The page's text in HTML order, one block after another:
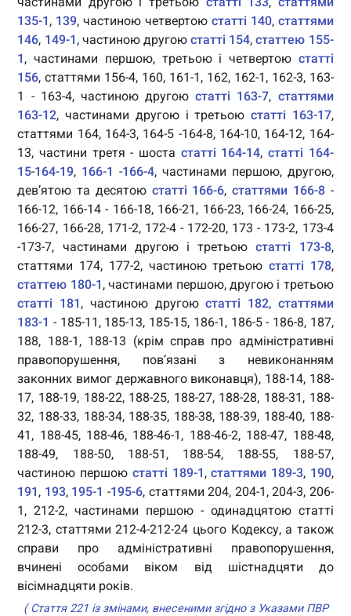
135-1 , 139, частиною четвертою статті 140, статтями
146, 149-1 , частиною другоюстатті 154,статтею 155-
1 , частинами першою, третьою і четвертою статті
156, статтями 156-4, 160, 161-1, 162, 162-1, 162-3, 163-
1 - 163-4, частиною другоюстатті 163-7, статтями
163-12, частинами другою і третьою статті 163-17,
статтями 164, 164-3, 164-5 -164-8, 164-10, 164-12, 164-
13, частини третя - шоста статті 164-14, статті 164-
15-164-19, 166-1 -166-4, частинами першою, другою,
дев’ятою та десятою статті 166-6,статтями 166-8-
166-12, 166-14 - 166-18, 166-21, 166-23, 166-24, 166-25,
166-27, 166-28, 171-2, 172-4 - 172-20, 173 - 173-2, 173-4
-173-7, частинами другою і третьоюстатті 173-8,
статтями 174, 177-2, частиною третьою статті 178,
статтею 180-1 , частинами першою, другою і третьою
статті 181 , частиною другоюстатті 182, статтями
183-1 - 185-11, 185-13, 185-15, 186-1, 186-5 - 186-8, 187,
188, 188-1, 188-13 (крім справ про адміністративні
правопорушення, пов’язані з невиконанням
законних вимог державного виконавця), 188-14, 188-
17, 188-19, 188-22, 188-25, 188-27, 188-28, 188-31, 188-
32, 188-33, 188-34, 188-35, 188-38, 188-39, 188-40, 188-
41, 188-45, 188-46, 188-46-1, 188-46-2, 188-47, 188-48,
188-49, 188-50, 188-51, 188-54, 188-55, 188-57,
частиною першою статті 189-1 ,статтями 189-3, 190,
191 , 193, 195-1 -195-6, статтями 204, 204-1, 204-3, 206-
1, 212-2, частинами першою - одинадцятою статті
212-3, статтями 212-4-212-24 цього Кодексу, а також
справи про адміністративні правопорушення,
вчинені особами віком від шістнадцяти до
вісімнадцяти років.
( Стаття 221 із змінами, внесеними згідно з Указами ПВР